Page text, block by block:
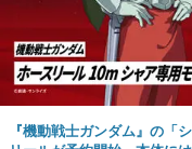
『機動戦士ガンダム』の